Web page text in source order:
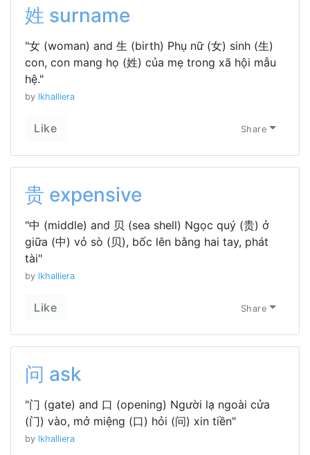
姓 surname
"女 (woman) and 生 (birth) Phụ nữ (女) sinh (生)
con, con mang họ (姓) của mẹ trong xã hội mẫu
hệ."
by lkhalliera
Like Share
贵 expensive
"中 (middle) and 贝 (sea shell) Ngọc quý (贵) ở
giữa (中) vỏ sò (贝), bốc lên bằng hai tay, phát
tài"
by lkhalliera
Like Share
问 ask
"门 (gate) and 口 (opening) Người lạ ngoài cửa
(门) vào, mở miệng (口) hỏi (问) xin tiền"
by lkhalliera